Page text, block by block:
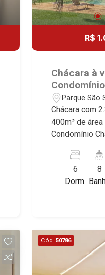
R$
Chácara à
próximo ao
Preto/SP.
Parque São
Preto/SP
Chácara com
400m² de
Condomínio
Sebastião,
as
Martinelli
2 com closet -
Lavabo -
planejadas -
Piscina -
6
Dorm.
8
Cód. 50786